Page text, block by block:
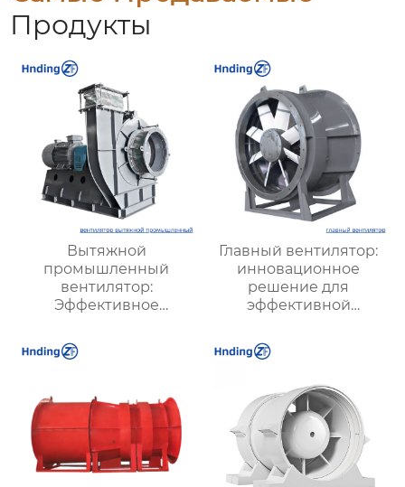
Продукты
Вытяжной
промышленный
вентилятор:
Эффективное
надежной вентиляции
Главный вентилятор:
инновационное
решение для
эффективной
оптимизации работы